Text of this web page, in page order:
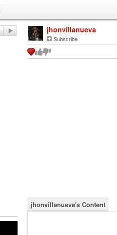
jhonvillanueva
Subscribe
jhonvillanueva's Content